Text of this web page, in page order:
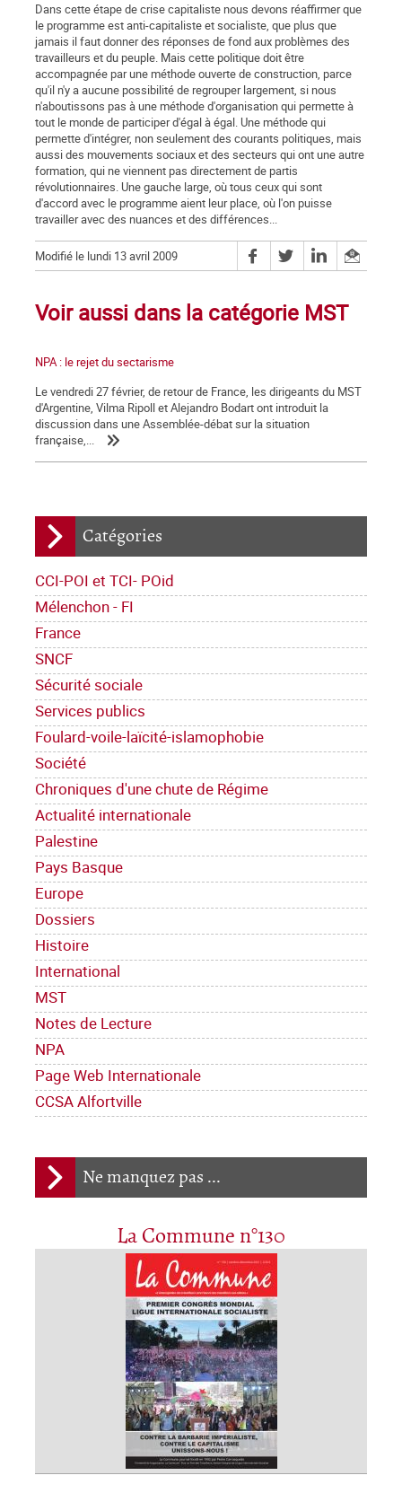
Catégories
CCI-POI et TCI- POid
Mélenchon - FI
France
SNCF
Sécurité sociale
Services publics
Foulard-voile-laïcité-islamophobie
Société
Chroniques d'une chute de Régime
Actualité internationale
Palestine
Pays Basque
Europe
Dossiers
Histoire
International
MST
Notes de Lecture
NPA
Page Web Internationale
CCSA Alfortville
Ne manquez pas ...
La Commune n°130
Dans cette étape de crise capitaliste nous devons réaffirmer que
le programme est anti-capitaliste et socialiste, que plus que
jamais il faut donner des réponses de fond aux problèmes des
travailleurs et du peuple. Mais cette politique doit être
accompagnée par une méthode ouverte de construction, parce
qu'il n'y a aucune possibilité de regrouper largement, si nous
n'aboutissons pas à une méthode d'organisation qui permette à
tout le monde de participer d'égal à égal. Une méthode qui
permette d'intégrer, non seulement des courants politiques, mais
aussi des mouvements sociaux et des secteurs qui ont une autre
formation, qui ne viennent pas directement de partis
révolutionnaires. Une gauche large, où tous ceux qui sont
d'accord avec le programme aient leur place, où l'on puisse
travailler avec des nuances et des différences...
Modifié le lundi 13 avril 2009
Voir aussi dans la catégorie MST
NPA : le rejet du sectarisme
Le vendredi 27 février, de retour de France, les dirigeants du MST
d'Argentine, Vilma Ripoll et Alejandro Bodart ont introduit la
discussion dans une Assemblée-débat sur la situation
française,...